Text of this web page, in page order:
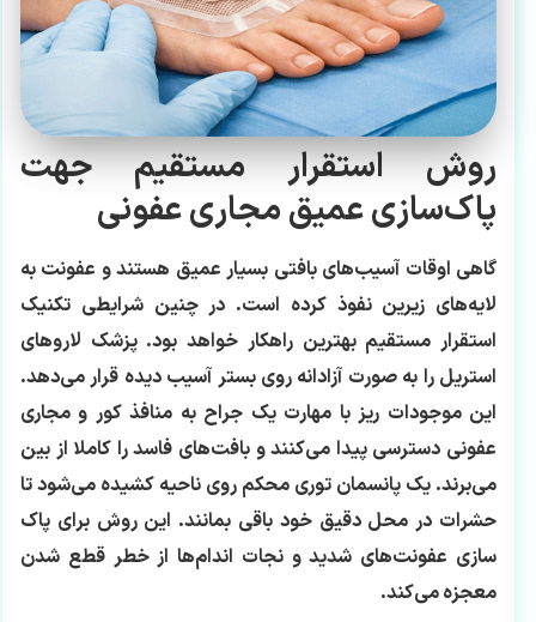
روش استقرار مستقیم جهت
پاک‌سازی عمیق مجاری عفونی
گاهی اوقات آسیب‌های بافتی بسیار عمیق هستند و عفونت به
لایه‌های زیرین نفوذ کرده است. در چنین شرایطی تکنیک
استقرار مستقیم بهترین راهکار خواهد بود. پزشک لاروهای
استریل را به صورت آزادانه روی بستر آسیب دیده قرار می‌دهد.
این موجودات ریز با مهارت یک جراح به منافذ کور و مجاری
عفونی دسترسی پیدا می‌کنند و بافت‌های فاسد را کاملا از بین
می‌برند. یک پانسمان توری محکم روی ناحیه کشیده می‌شود تا
حشرات در محل دقیق خود باقی بمانند. این روش برای پاک
سازی عفونت‌های شدید و نجات اندام‌ها از خطر قطع شدن
معجزه می‌کند.